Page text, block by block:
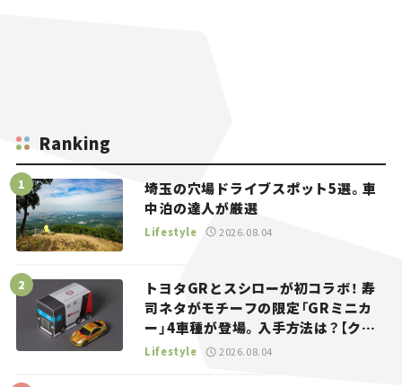
Ranking
埼玉の穴場ドライブスポット5選。車
中泊の達人が厳選
Lifestyle 2026.08.04
トヨタGRとスシローが初コラボ！ 寿
司ネタがモチーフの限定「GRミニカ
ー」4車種が登場。入手方法は？【クル
マとホビー】
Lifestyle 2026.08.04